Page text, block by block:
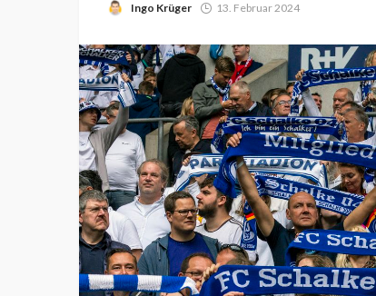
Ingo Krüger 13. Februar 2024